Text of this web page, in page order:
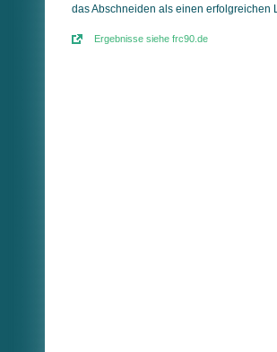
das Abschneiden als einen erfolgreichen
Ergebnisse siehe frc90.de